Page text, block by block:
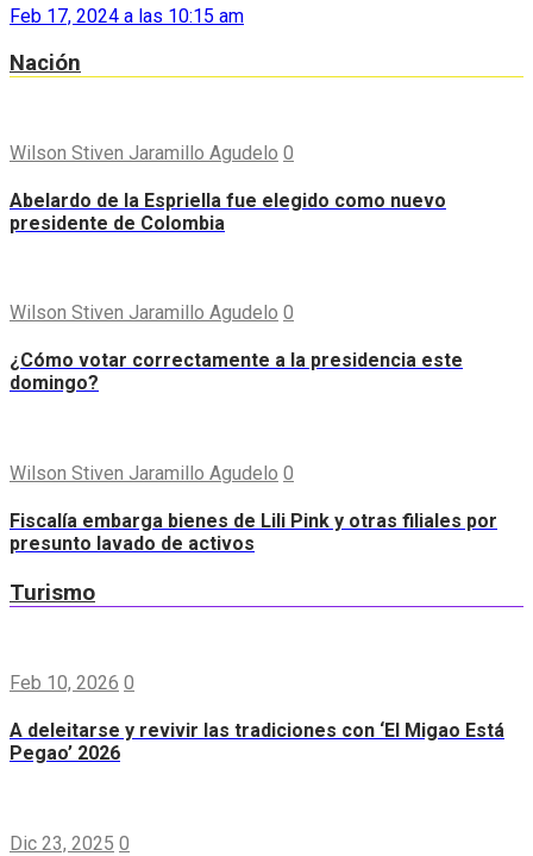
Feb 17, 2024 a las 10:15 am
Nación
Wilson Stiven Jaramillo Agudelo 0
Abelardo de la Espriella fue elegido como nuevo
presidente de Colombia
Wilson Stiven Jaramillo Agudelo 0
¿Cómo votar correctamente a la presidencia este
domingo?
Wilson Stiven Jaramillo Agudelo 0
Fiscalía embarga bienes de Lili Pink y otras filiales por
presunto lavado de activos
Turismo
Feb 10, 2026 0
A deleitarse y revivir las tradiciones con ‘El Migao Está
Pegao’ 2026
Dic 23, 2025 0